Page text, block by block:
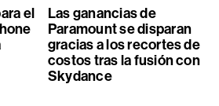
el
Las ganancias de
Paramount se disparan
gracias a los recortes de
costos tras la fusión con
Skydance